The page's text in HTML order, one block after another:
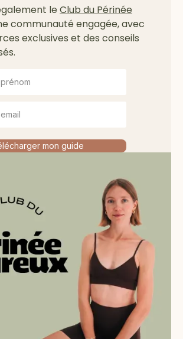
le Club du Périnée
communauté engagée, avec
exclusives et des conseils
mon guide